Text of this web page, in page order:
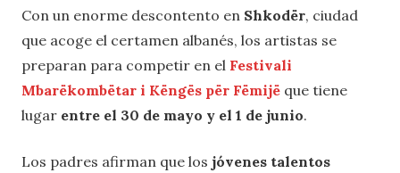
Con un enorme descontento en Shkodër, ciudad
que acoge el certamen albanés, los artistas se
preparan para competir en el Festivali
Mbarëkombëtar i Këngës për Fëmijë que tiene
lugar entre el 30 de mayo y el 1 de junio.
Los padres afirman que los jóvenes talentos